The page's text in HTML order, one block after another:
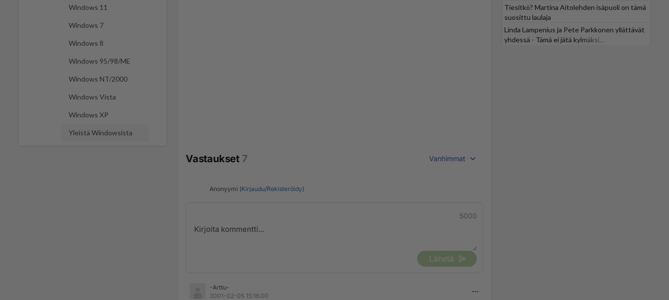
Windows 11
Windows 7
Windows 8
Windows 95/98/ME
Windows NT/2000
Windows Vista
Windows XP
Yleistä Windowsista
Vastaukset 7 Vanhimmat
Anonyymi (Kirjaudu/Rekisteröidy)
5000
Lähetä
-Arttu-
2001-02-05 15:16:00
Tiesitkö? Martina Aitolehden isäpuoli on tämä
suosittu laulaja
Linda Lampenius ja Pete Parkkonen yllättävät
yhdessä - Tämä ei jätä kylmäksi...